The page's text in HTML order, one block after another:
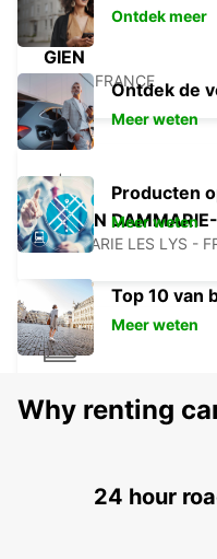
GIEN
GIEN - FRANCE
MELUN
DAMMARIE LES LYS -
DIJON - FRANCE
Ontdek meer
Ontdek de
Meer weten
Producten
Meer weten
Top 10 van
Meer weten
Why renting
24 hour